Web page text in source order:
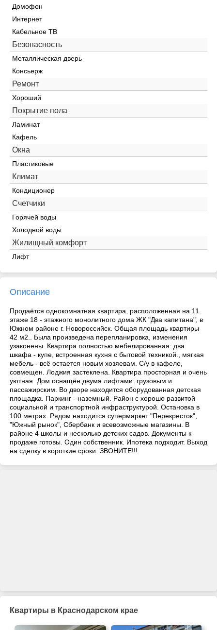
Домофон
Интернет
Кабельное ТВ
Безопасность
Металлическая дверь
Консьерж
Ремонт
Хороший
Покрытие пола
Ламинат
Кафель
Окна
Пластиковые
Климат
Кондиционер
Счетчики
Горячей воды
Холодной воды
Жилищный комфорт
Лифт
Описание
Продаётся однокомнатная квартира, расположенная на 11
этаже 18 - этажного монолитного дома ЖК "Два капитана", в
Южном районе г. Новороссийск. Общая площадь квартиры
42 м2.. Была произведена перепланировка, изменения
узаконены. Квартира полностью мебелированная: два
шкафа - купе, встроенная кухня с бытовой техникой., мягкая
мебель - всё остается новым хозяевам. С/у в кафеле,
совмещен. Лоджия застеклена. Квартира просторная и очень
уютная. Дом оснащён двумя лифтами: грузовым и
пассажирским. Во дворе находится оборудованная детская
площадка. Паркинг - наземный. Район с хорошо развитой
социальной и транспортной инфраструктурой. Остановка в
100 метрах. Рядом находится супермаркет "Перекресток",
"Южный рынок", Сбербанк и всевозможные магазины. В
районе 4 школы и несколько детских садов. Документы к
продаже готовы. Один собственник. Ипотека подходит. Выход
на сделку в короткие сроки. ЗВОНИТЕ!!!
Квартиры в Краснодарском крае